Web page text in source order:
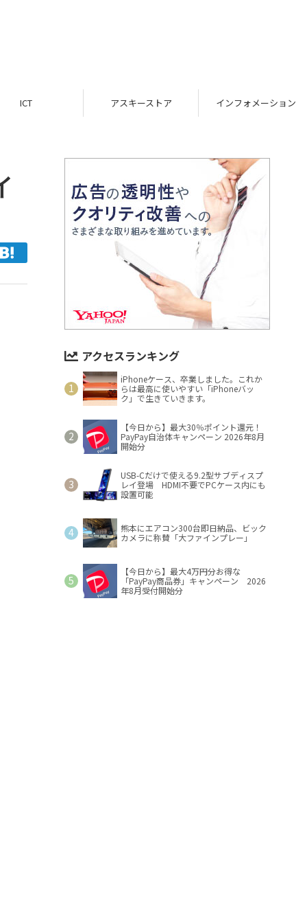
ICT アスキーストア インフォメーション
アクセスランキング
iPhoneケース、卒業しました。これか
らは最高に使いやすい「iPhoneバッ
ク」で生きていきます。
【今日から】最大30％ポイント還元！
PayPay自治体キャンペーン 2026年8月
開始分
USB-Cだけで使える9.2型サブディスプ
レイ登場 HDMI不要でPCケース内にも
設置可能
熊本にエアコン300台即日納品、ビック
カメラに称賛「大ファインプレー」
【今日から】最大4万円分お得な
「PayPay商品券」キャンペーン 2026
年8月受付開始分